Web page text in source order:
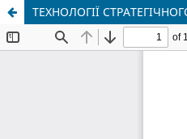
ТЕХНОЛОГІЇ